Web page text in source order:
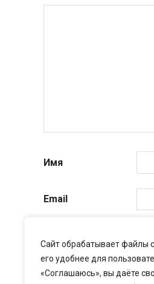
Сайт обрабатывает файлы
его удобнее для
«Соглашаюсь», вы даёте
Имя
Email